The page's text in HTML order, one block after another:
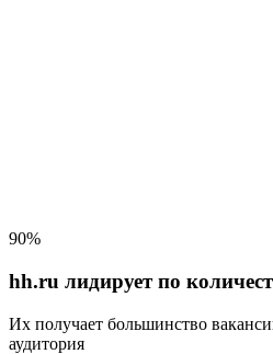
90%
hh.ru лидирует по
Их получает большинство
аудитория